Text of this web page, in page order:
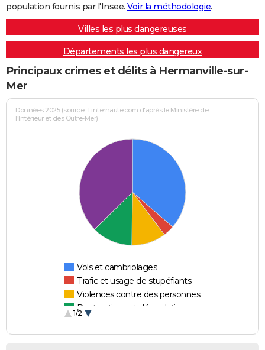
population fournis par l'Insee. Voir la méthodologie.
Villes les plus dangereuses
Départements les plus dangereux
Principaux crimes et délits à Hermanville-sur-
Mer
Données 2025 (source : Linternaute.com d'après le Ministère de
l'Intérieur et des Outre-Mer)
Vols et cambriolages
Trafic et usage de stupéfiants
Violences contre des personnes
Destructions et dégradations
1/2